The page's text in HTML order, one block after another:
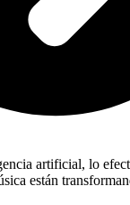
artificial, lo
están